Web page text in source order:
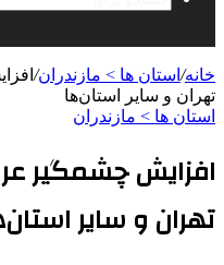
خانه/ استان ها > مازندران/
تهران و سایر استان‌ها
استان ها > مازندران
افزایش چشمگیر
تهران و سایر